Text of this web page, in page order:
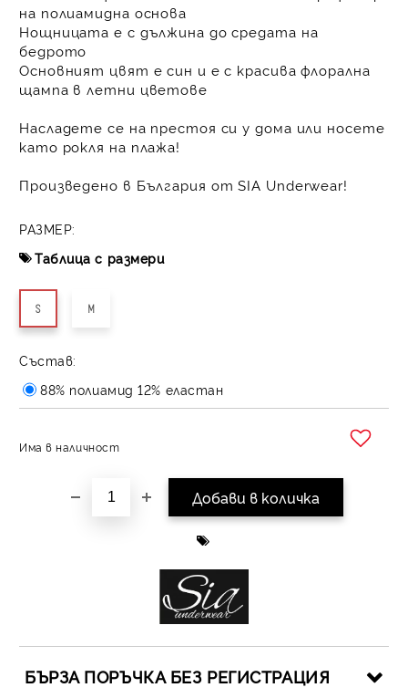
на полиамидна основа
Нощницата е с дължина до средата на
бедрото
Основният цвят е син и е с красива флорална
щампа в летни цветове
Насладете се на престоя си у дома или носете
като рокля на плажа!
Произведено в България от SIA Underwear!
РАЗМЕР:
Таблица с размери
S M
Състав:
88% полиамид 12% еластан
Има в наличност
БЪРЗА ПОРЪЧКА БЕЗ РЕГИСТРАЦИЯ